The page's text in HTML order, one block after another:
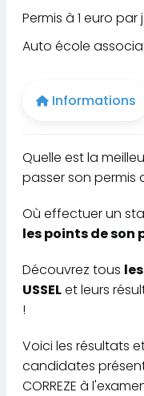
Permis à 1 euro par
Auto école
Informations
Quelle est la
passer son permis
Où effectuer un
les points de son
Découvrez tous
USSELet leurs
!
Voici les résultats
candidates
CORREZE à